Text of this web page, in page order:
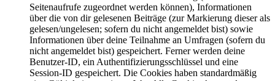
Seitenaufrufe zugeordnet werden können), Informationen
über die von dir gelesenen Beiträge (zur Markierung dieser als
gelesen/ungelesen; sofern du nicht angemeldet bist) sowie
Informationen über deine Teilnahme an Umfragen (sofern du
nicht angemeldet bist) gespeichert. Ferner werden deine
Benutzer-ID, ein Authentifizierungsschlüssel und eine
Session-ID gespeichert. Die Cookies haben standardmäßig